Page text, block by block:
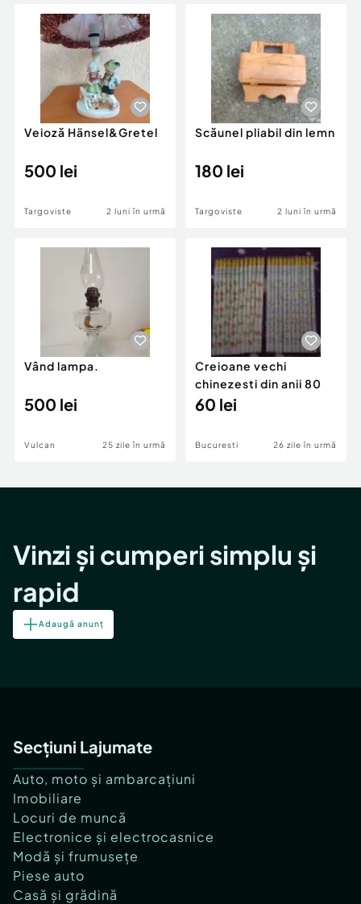
Servicii
Animale de companie
Afaceri și echipamente profesionale
Inchiriere Bunuri si Vehicule
Utilaje agricole si industriale
Piese auto si accesorii
Dacia Duster
Veioză Hänsel&Gretel
500 lei
Targoviste 2 luni în urmă
Scăunel pliabil din lemn
180 lei
Targoviste 2 luni în urmă
Vând lampa.
500 lei
Vulcan 25 zile în urmă
Creioane vechi
chinezesti din anii 80
60 lei
Bucuresti 26 zile în urmă
Vinzi și cumperi simplu și
rapid
Adaugă anunț
Secțiuni Lajumate
Auto, moto și ambarcațiuni
Imobiliare
Locuri de muncă
Electronice și electrocasnice
Modă și frumusețe
Piese auto
Casă și grădină